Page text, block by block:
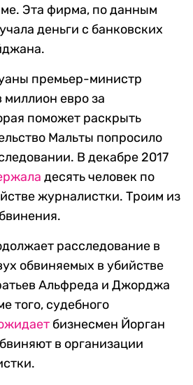
Эта фирма, по данным
деньги с банковских
премьер-министр
миллион евро за
поможет раскрыть
Мальты попросило
В декабре 2017
десять человек по
журналистки. Троим из
расследование в
обвиняемых в убийстве
Альфреда и Джорджа
того, судебного
бизнесмен Йорган
в организации